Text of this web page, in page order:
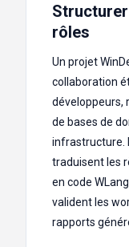
rôles
Un projet
collaboration
développeurs,
de bases de
infrastructure.
traduisent les
en code
valident les
rapports